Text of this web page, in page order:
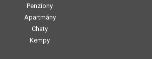
Penziony
Apartmány
Chaty
Kempy